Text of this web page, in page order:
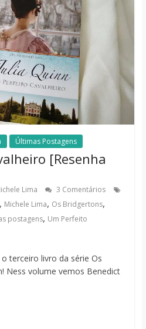
Últimas Postagens
[Resenha
Lima
3 Comentários
, Michele Lima, Os Bridgertons,
postagens, Um Perfeito
terceiro livro da série Os
Ness volume vemos Benedict